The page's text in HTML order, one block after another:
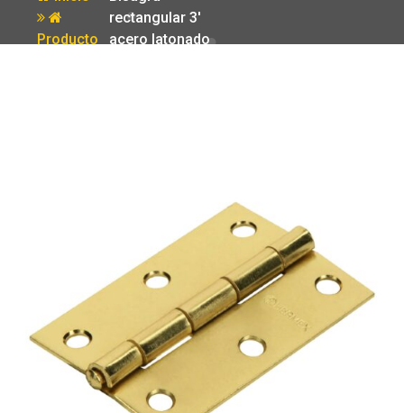
Producto
rectangular 3′
acero latonado